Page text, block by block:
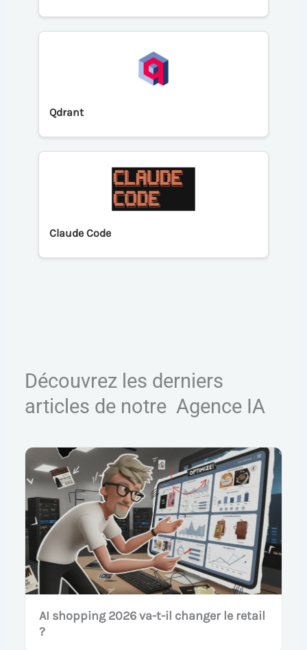
Qdrant
Claude Code
Découvrez les derniers
articles de notre Agence IA
AI shopping 2026 va-t-il changer le retail
?